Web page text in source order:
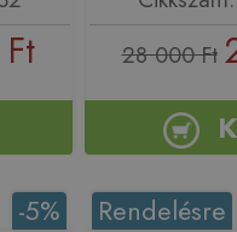
28 000 Ft
-5% Rendelésre